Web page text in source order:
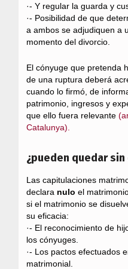
·- Y regular la guarda y
·- Posibilidad de que
a ambos se adjudiquen a
momento del divorcio.
El cónyuge que pretenda
de una ruptura deberá
cuando lo firmó, de
patrimonio, ingresos y
que ello fuera relevante
Catalunya).
¿pueden quedar
Las capitulaciones
declara nulo el
si el matrimonio se
su eficacia:
·- El reconocimiento de
los cónyuges.
·- Los pactos efectuados
matrimonial.